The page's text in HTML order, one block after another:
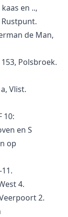
en ..,
de Man,
Polsbroek.
Vlist.
10:
en S
op
4.
2.